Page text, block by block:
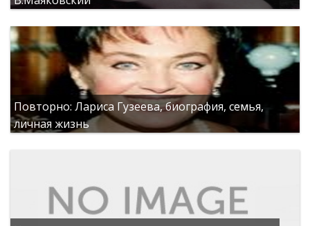
Повторно: Лариса Гузеева, биография, семья,
личная жизнь